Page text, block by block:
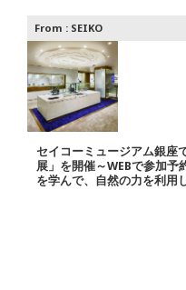
From : SEIKO
セイコーミュージアム銀座
展」を開催～WEBで参加予
を学んで、自然の力を利用